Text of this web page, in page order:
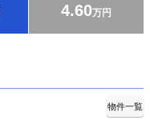
4.60万円
物件一覧